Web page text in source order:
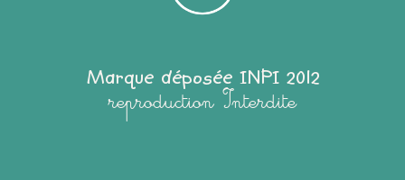
Marque déposée INPI 2012
reproduction Interdite